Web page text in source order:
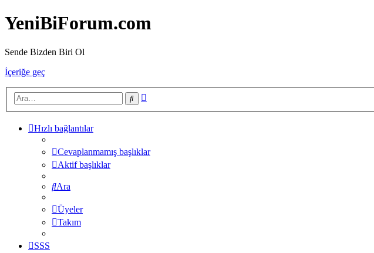
YeniBiForum.com
Sende Bizden Biri Ol
İçeriğe geç
Ara
Hızlı bağlantılar
Cevaplanmamış başlıklar
Aktif başlıklar
Ara
Üyeler
Takım
SSS